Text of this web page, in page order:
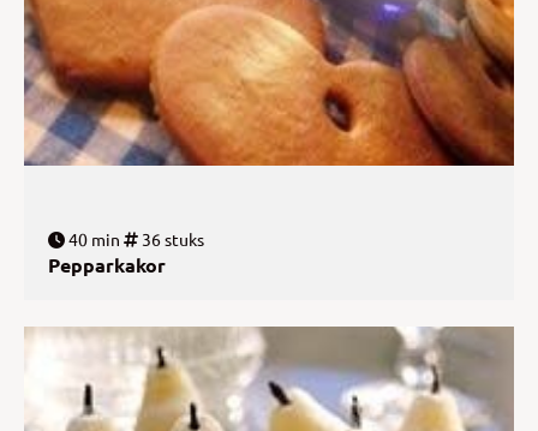
40 min 36 stuks
Pepparkakor